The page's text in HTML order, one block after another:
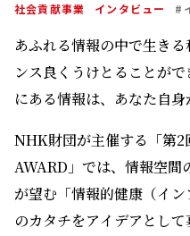
社会貢献事業 インタビュー #
あふれる情報の中で生き
ンス良くうけとることが
にある情報は、あなた自身
NHK財団が主催する「第2
AWARD」では、情報空間
が望む「情報的健康（イン
のカタチをアイデアとし